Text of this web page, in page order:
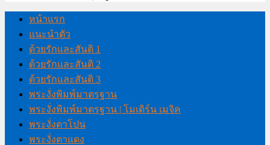
หน้าแรก
แนะนำตัว
ด้วยรักและสันติ 1
ด้วยรักและสันติ 2
ด้วยรักและสันติ 3
พระงั่งพิมพ์มาตรฐาน
พระงั่งพิมพ์มาตรฐาน | โมเดิร์น เมจิค
พระงั่งตาโปน
พระงั่งตาแดง